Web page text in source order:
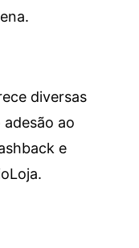
diversas
ao
e